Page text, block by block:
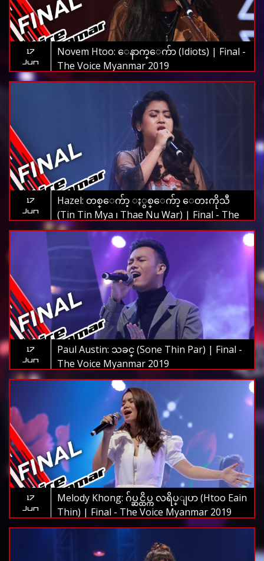
17
Jun
Novem Htoo: ေနာက္ေက်ာ (Idiots) | Final -
The Voice Myanmar 2019
17
Jun
Hazel: တစ္ေက်ာ့ ႏွစ္ေက်ာ့ ေတးကိုသီ
(Tin Tin Mya ၊ Thae Nu War) | Final - The
Voice Myanmar 2019
17
Jun
Paul Austin: သခင္ (Sone Thin Par) | Final -
The Voice Myanmar 2019
17
Jun
Melody Khong: ဂ်ပ္ဆင္ထိပ္က လရိပ္ျပာ (Htoo Eain
Thin) | Final - The Voice Myanmar 2019